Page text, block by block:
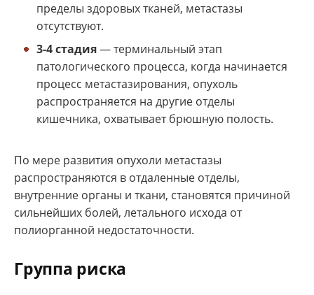
пределы здоровых тканей, метастазы
отсутствуют.
3-4 стадия— терминальный этап
патологического процесса, когда начинается
процесс метастазирования, опухоль
распространяется на другие отделы
кишечника, охватывает брюшную полость.
По мере развития опухоли метастазы
распространяются в отдаленные отделы,
внутренние органы и ткани, становятся причиной
сильнейших болей, летального исхода от
полиорганной недостаточности.
Группа риска